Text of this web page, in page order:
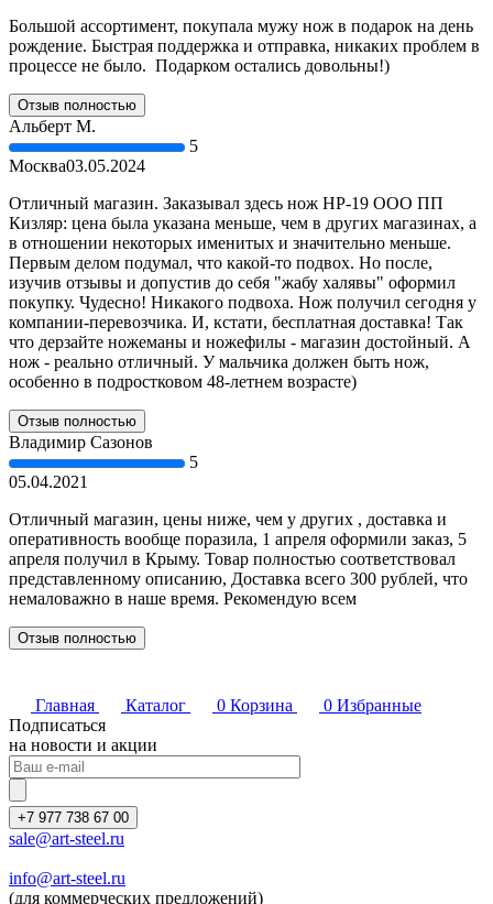
Большой ассортимент, покупала мужу нож в подарок на день
рождение. Быстрая поддержка и отправка, никаких проблем в
процессе не было. Подарком остались довольны!)
Отзыв полностью
Альберт М.
5
Москва03.05.2024
Отличный магазин. Заказывал здесь нож НР-19 ООО ПП
Кизляр: цена была указана меньше, чем в других магазинах, а
в отношении некоторых именитых и значительно меньше.
Первым делом подумал, что какой-то подвох. Но после,
изучив отзывы и допустив до себя "жабу халявы" оформил
покупку. Чудесно! Никакого подвоха. Нож получил сегодня у
компании-перевозчика. И, кстати, бесплатная доставка! Так
что дерзайте ножеманы и ножефилы - магазин достойный. А
нож - реально отличный. У мальчика должен быть нож,
особенно в подростковом 48-летнем возрасте)
Отзыв полностью
Владимир Сазонов
5
05.04.2021
Отличный магазин, цены ниже, чем у других , доставка и
оперативность вообще поразила, 1 апреля оформили заказ, 5
апреля получил в Крыму. Товар полностью соответствовал
представленному описанию, Доставка всего 300 рублей, что
немаловажно в наше время. Рекомендую всем
Отзыв полностью
Главная Каталог 0 Корзина 0 Избранные
Подписаться
на новости и акции
+7 977 738 67 00
sale@art-steel.ru
info@art-steel.ru
(для коммерческих предложений)